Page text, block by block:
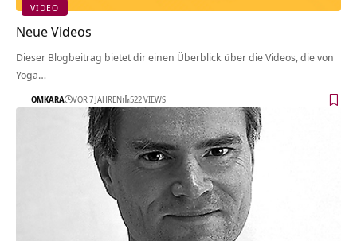
VIDEO
Neue Videos
Dieser Blogbeitrag bietet dir einen Überblick über die Videos, die von
Yoga…
OMKARA VOR 7 JAHREN 522 VIEWS